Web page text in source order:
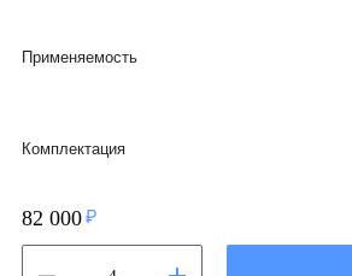
Применяемость
Комплектация
82 000